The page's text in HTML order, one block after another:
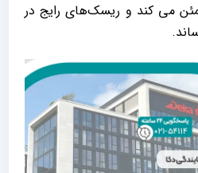
می ‌کند و ریسک‌های رایج در